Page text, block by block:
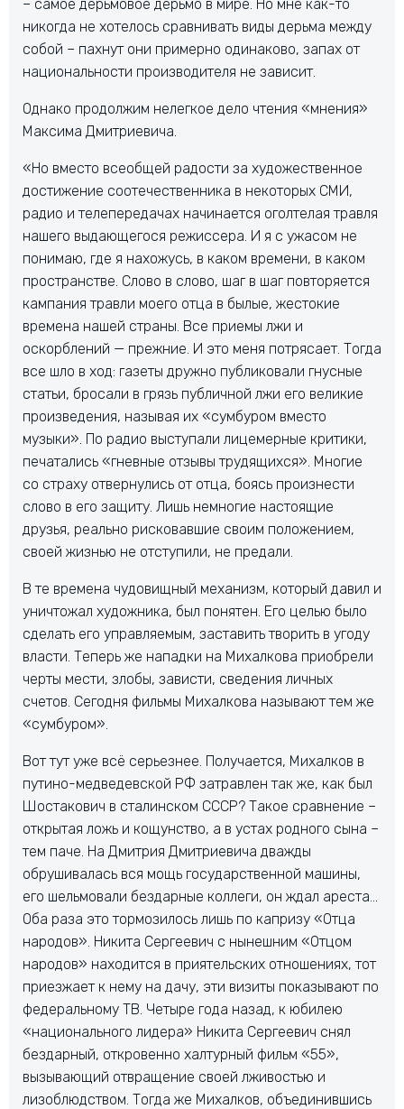
– самое дерьмовое дерьмо в мире. Но мне как-то
никогда не хотелось сравнивать виды дерьма между
собой – пахнут они примерно одинаково, запах от
национальности производителя не зависит.
Однако продолжим нелегкое дело чтения «мнения»
Максима Дмитриевича.
«Но вместо всеобщей радости за художественное
достижение соотечественника в некоторых СМИ,
радио и телепередачах начинается оголтелая травля
нашего выдающегося режиссера. И я с ужасом не
понимаю, где я нахожусь, в каком времени, в каком
пространстве. Слово в слово, шаг в шаг повторяется
кампания травли моего отца в былые, жестокие
времена нашей страны. Все приемы лжи и
оскорблений — прежние. И это меня потрясает. Тогда
все шло в ход: газеты дружно публиковали гнусные
статьи, бросали в грязь публичной лжи его великие
произведения, называя их «сумбуром вместо
музыки». По радио выступали лицемерные критики,
печатались «гневные отзывы трудящихся». Многие
со страху отвернулись от отца, боясь произнести
слово в его защиту. Лишь немногие настоящие
друзья, реально рисковавшие своим положением,
своей жизнью не отступили, не предали.
В те времена чудовищный механизм, который давил и
уничтожал художника, был понятен. Его целью было
сделать его управляемым, заставить творить в угоду
власти. Теперь же нападки на Михалкова приобрели
черты мести, злобы, зависти, сведения личных
счетов. Сегодня фильмы Михалкова называют тем же
«сумбуром».
Вот тут уже всё серьезнее. Получается, Михалков в
путино-медведевской РФ затравлен так же, как был
Шостакович в сталинском СССР? Такое сравнение –
открытая ложь и кощунство, а в устах родного сына –
тем паче. На Дмитрия Дмитриевича дважды
обрушивалась вся мощь государственной машины,
его шельмовали бездарные коллеги, он ждал ареста…
Оба раза это тормозилось лишь по капризу «Отца
народов». Никита Сергеевич с нынешним «Отцом
народов» находится в приятельских отношениях, тот
приезжает к нему на дачу, эти визиты показывают по
федеральному ТВ. Четыре года назад, к юбилею
«национального лидера» Никита Сергеевич снял
бездарный, откровенно халтурный фильм «55»,
вызывающий отвращение своей лживостью и
лизоблюдством. Тогда же Михалков, объединившись